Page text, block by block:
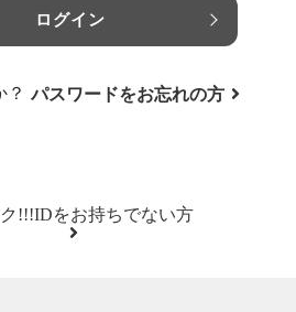
ログイン
？ パスワードをお忘れの方
!!!IDをお持ちでない方